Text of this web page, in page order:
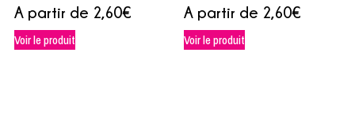
A partir de 2,60€
Voir le produit
A partir de 2,60€
Voir le produit